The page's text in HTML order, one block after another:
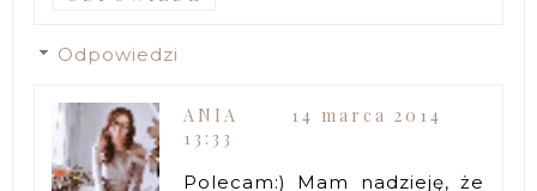
Odpowiedzi
ANIA
14 marca 2014
13:33
Polecam:) Mam nadzieję, że